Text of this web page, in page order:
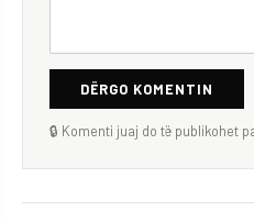
DËRGO KOMENTIN
🔒 Komenti juaj do të publikohet